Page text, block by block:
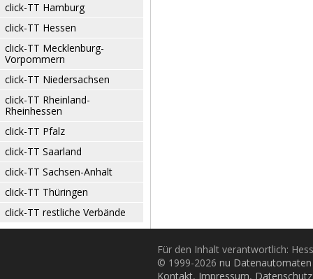
click-TT Hamburg
click-TT Hessen
click-TT Mecklenburg-
Vorpommern
click-TT Niedersachsen
click-TT Rheinland-
Rheinhessen
click-TT Pfalz
click-TT Saarland
click-TT Sachsen-Anhalt
click-TT Thüringen
click-TT restliche Verbände
Für den Inhalt verantwortlich:
© 1999-2026 nu
Kontakt, Impressum, Datenschutz